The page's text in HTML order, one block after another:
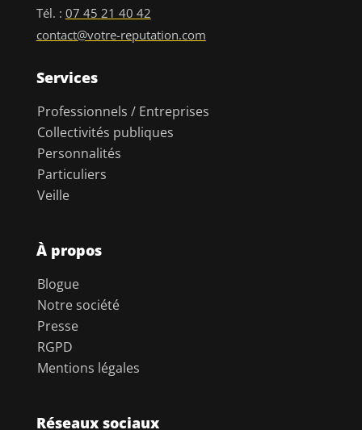
Tél. : 07 45 21 40 42
contact@votre-reputation.com
Services
Professionnels / Entreprises
Collectivités publiques
Personnalités
Particuliers
Veille
À propos
Blogue
Notre société
Presse
RGPD
Mentions légales
Réseaux sociaux